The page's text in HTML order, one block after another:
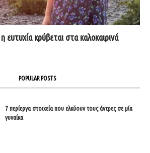
κρύβεται στα καλοκαιρινά
POPULAR POSTS
7 περίεργα στοιχεία που ελκύουν τους άντρες σε μία
γυναίκα